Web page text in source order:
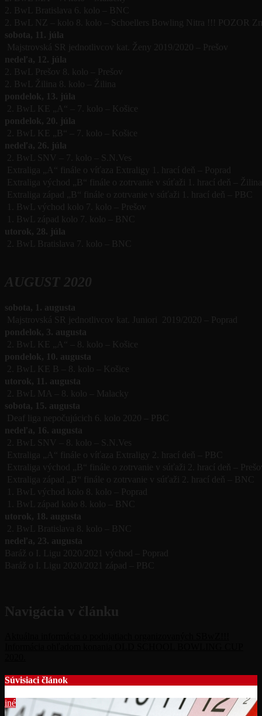
2. BwL Bratislava 6. kolo – BNC
2. BwL NZ – kolo 8. kolo – Schoellers Bowling Nitra !!! POZOR
sobota, 11. júla
Majstrovská SR jednotlivcov kat. Ženy 2019/2020 – Prešov
nedeľa, 12. júla
2. BwL Prešov 8. kolo – Prešov
2. BwL Žilina 8. kolo – Žilina
pondelok, 13. júla
2. BwL KE „A“ – 7. kolo – Košice
pondelok, 20. júla
2. BwL KE „B“ – 7. kolo – Košice
nedeľa, 26. júla
2. BwL SNV – 7. kolo – S.N.Ves
Extraliga „A“ finále o víťaza Extraligy 1. hrací deň – Poprad
Extraliga východ „B“ finále o zotrvanie v súťaži 1. hrací deň – Žilina
Extraliga západ „B“ finále o zotrvanie v súťaži 1. hrací deň – PBC
1. BwL východ kolo 7. kolo – Prešov
1. BwL západ kolo 7. kolo – BNC
utorok, 28. júla
2. BwL Bratislava 7. kolo – BNC
AUGUST 2020
sobota, 1. augusta
Majstrovská SR jednotlivcov kat. Juniori 2019/2020 – Poprad
pondelok, 3. augusta
2. BwL KE „A“ – 8. kolo – Košice
pondelok, 10. augusta
2. BwL KE B – 8. kolo – Košice
utorok, 11. augusta
2. BwL MA – 8. kolo – Malacky
sobota, 15. augusta
Deaf liga nepočujúcich 6. kolo 2020 – PBC
nedeľa, 16. augusta
2. BwL SNV – 8. kolo – S.N.Ves
Extraliga „A“ finále o víťaza Extraligy 2. hrací deň – PBC
Extraliga východ „B“ finále o zotrvanie v súťaži 2. hrací deň –
Extraliga západ „B“ finále o zotrvanie v súťaži 2. hrací deň – BNC
1. BwL východ kolo 8. kolo – Poprad
1. BwL západ kolo 8. kolo – BNC
utorok, 18. augusta
2. BwL Bratislava 8. kolo – BNC
nedeľa, 23. augusta
Baráž o I. Ligu 2020/2021 východ – Poprad
Baráž o I. Ligu 2020/2021 západ – PBC
Navigácia v článku
Súvisiaci článok
iné